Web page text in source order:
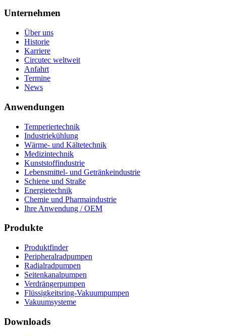
Unternehmen
Über uns
Historie
Karriere
Circutec weltweit
Anfahrt
Termine
News
Anwendungen
Temperiertechnik
Industriekühlung
Wärme- und Kältetechnik
Medizintechnik
Kunststoffindustrie
Lebensmittel- und Getränkeindustrie
Schiene und Straße
Energietechnik
Chemie und Pharmaindustrie
Ihre Anwendung / OEM
Produkte
Produktfinder
Peripheralradpumpen
Radialradpumpen
Seitenkanalpumpen
Verdrängerpumpen
Flüssigkeitsring-Vakuumpumpen
Vakuumsysteme
Downloads